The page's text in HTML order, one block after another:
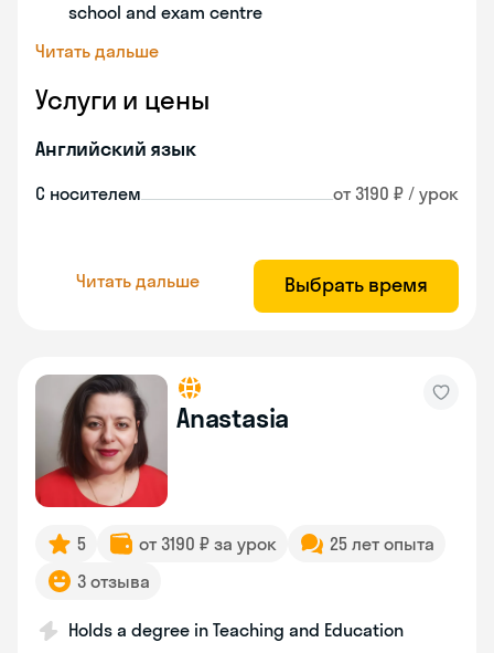
school and exam centre
Читать дальше
Услуги и цены
Английский язык
С носителем от 3190 ₽ / урок
Читать дальше Выбрать время
Anastasia
5 от 3190 ₽ за урок
25 лет опыта
3 отзыва
Holds a degree in Teaching and Education